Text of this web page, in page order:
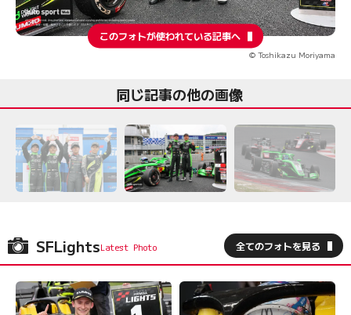
このフォトが使われている記事へ
© Toshikazu Moriyama
同じ記事の他の画像
SFLights 全てのフォトを見る